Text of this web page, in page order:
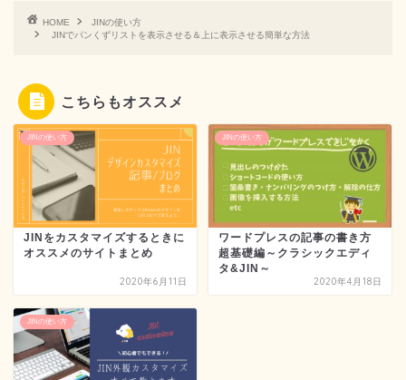
HOME
JINの使い方
JINでパンくずリストを表示させる＆上に表示させる簡単な方法
こちらもオススメ
JINの使い方
JINをカスタマイズするときに
オススメのサイトまとめ
2020年6月11日
JINの使い方
ワードプレスの記事の書き方
超基礎編～クラシックエディ
タ&JIN～
2020年4月18日
JINの使い方